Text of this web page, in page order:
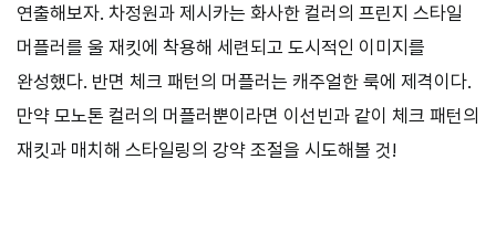
연출해보자. 차정원과 제시카는 화사한 컬러의 프린지 스타일
머플러를 울 재킷에 착용해 세련되고 도시적인 이미지를
완성했다. 반면 체크 패턴의 머플러는 캐주얼한 룩에 제격이다.
만약 모노톤 컬러의 머플러뿐이라면 이선빈과 같이 체크 패턴의
재킷과 매치해 스타일링의 강약 조절을 시도해볼 것!